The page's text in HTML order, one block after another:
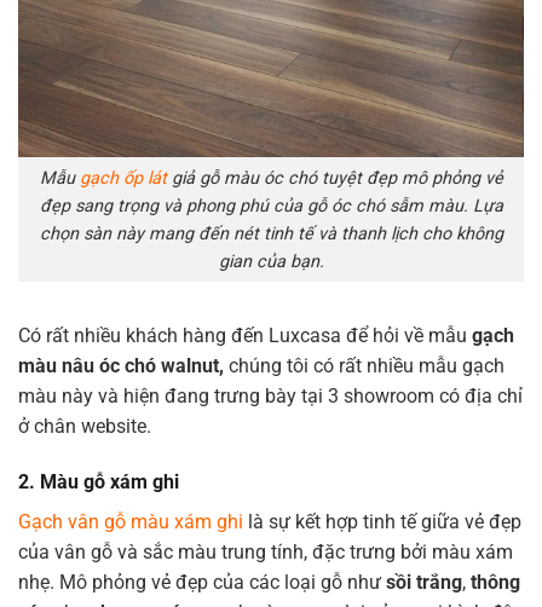
Mẫu gạch ốp látgiả gỗ màu óc chó tuyệt đẹp mô phỏng vẻ
đẹp sang trọng và phong phú của gỗ óc chó sẫm màu. Lựa
chọn sàn này mang đến nét tinh tế và thanh lịch cho không
gian của bạn.
Có rất nhiều khách hàng đến Luxcasa để hỏi về mẫu gạch
màu nâu óc chó walnut, chúng tôi có rất nhiều mẫu gạch
màu này và hiện đang trưng bày tại 3 showroom có địa chỉ
ở chân website.
2. Màu gỗ xám ghi
Gạch vân gỗ màu xám ghi là sự kết hợp tinh tế giữa vẻ đẹp
của vân gỗ và sắc màu trung tính, đặc trưng bởi màu xám
nhẹ. Mô phỏng vẻ đẹp của các loại gỗ như sồi trắng, thông